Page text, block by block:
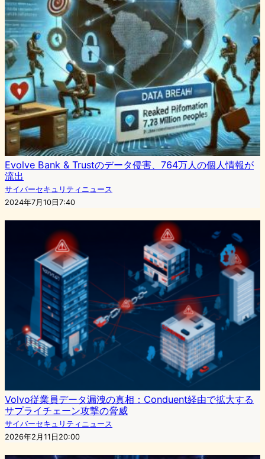
Evolve Bank & Trustのデータ侵害、764万人の個人情報が
流出
サイバーセキュリティニュース
2024年7月10日7:40
Volvo従業員データ漏洩の真相：Conduent経由で拡大する
サプライチェーン攻撃の脅威
サイバーセキュリティニュース
2026年2月11日20:00